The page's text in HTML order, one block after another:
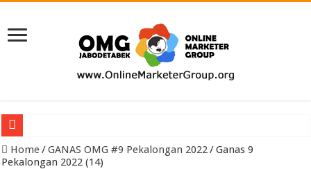
Pengacara Merek Profesional Jakarta Lindungi Hak Merek Bisnis
Home/GANAS OMG #9 Pekalongan 2022/Ganas 9
Pekalongan 2022 (14)